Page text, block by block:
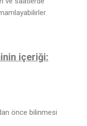
içeriği:
önce bilinmesi